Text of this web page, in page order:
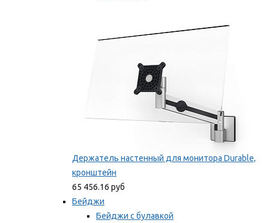
Держатель настенный для монитора Durable,
кронштейн
65 456.16 руб
Бейджи
Бейджи с булавкой